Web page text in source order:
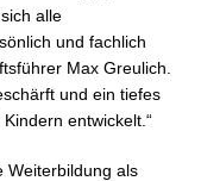
alle
und fachlich
Max Greulich.
und ein tiefes
entwickelt.“
Weiterbildung als